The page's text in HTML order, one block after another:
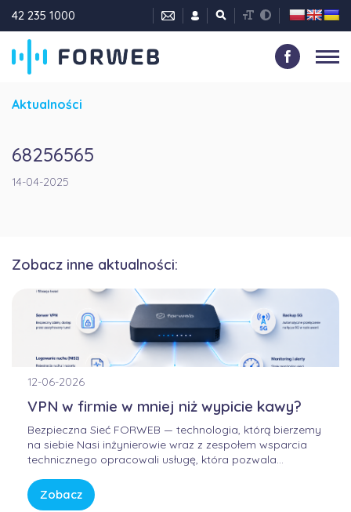
42 235 1000
Aktualności
68256565
14-04-2025
Zobacz inne aktualności:
12-06-2026
VPN w firmie w mniej niż wypicie kawy?
Bezpieczna Sieć FORWEB — technologia, którą bierzemy
na siebie Nasi inżynierowie wraz z zespołem wsparcia
technicznego opracowali usługę, która pozwala
przewidywalny. Bez samodzielnego konfigurowania
skomplikowanych urządzeń, bez studiowania
Zobacz